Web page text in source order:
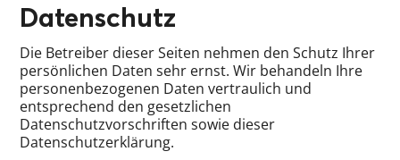
Datenschutz
Die Betreiber dieser Seiten nehmen den Schutz Ihrer
persönlichen Daten sehr ernst. Wir behandeln Ihre
personenbezogenen Daten vertraulich und
entsprechend den gesetzlichen
Datenschutzvorschriften sowie dieser
Datenschutzerklärung.